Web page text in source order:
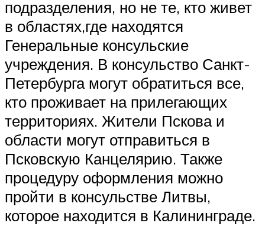
подразделения, но не те, кто живет
в областях,где находятся
Генеральные консульские
учреждения. В консульство Санкт-
Петербурга могут обратиться все,
кто проживает на прилегающих
территориях. Жители Пскова и
области могут отправиться в
Псковскую Канцелярию. Также
процедуру оформления можно
пройти в консульстве Литвы,
которое находится в Калининграде.